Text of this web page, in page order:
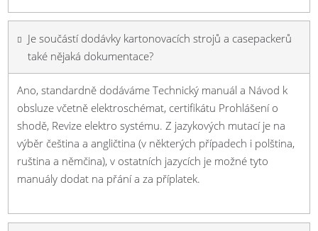
Je součástí dodávky kartonovacích strojů a casepackerů
také nějaká dokumentace?
Ano, standardně dodáváme Technický manuál a Návod k
obsluze včetně elektroschémat, certifikátu Prohlášení o
shodě, Revize elektro systému. Z jazykových mutací je na
výběr čeština a angličtina (v některých případech i polština,
ruština a němčina), v ostatních jazycích je možné tyto
manuály dodat na přání a za příplatek.